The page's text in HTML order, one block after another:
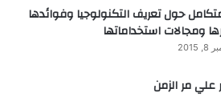
حول تعريف التكنولوجيا وفوائدها
ومجالات استخداماتها
علي مر الزمن